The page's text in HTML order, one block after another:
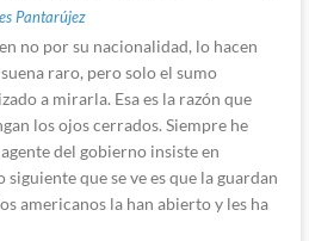
Pantarújez
no por su nacionalidad, lo hacen
raro, pero solo el sumo
a mirarla. Esa es la razón que
los ojos cerrados. Siempre he
del gobierno insiste en
siguiente que se ve es que la guardan
americanos la han abierto y les ha